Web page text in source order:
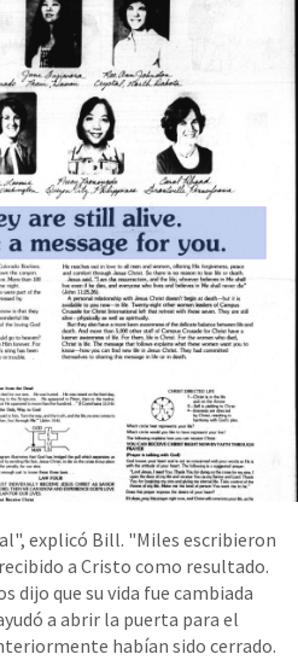
explicó Bill. "Miles escribieron
a Cristo como resultado.
dijo que su vida fue cambiada
a abrir la puerta para el
habían sido cerrado.